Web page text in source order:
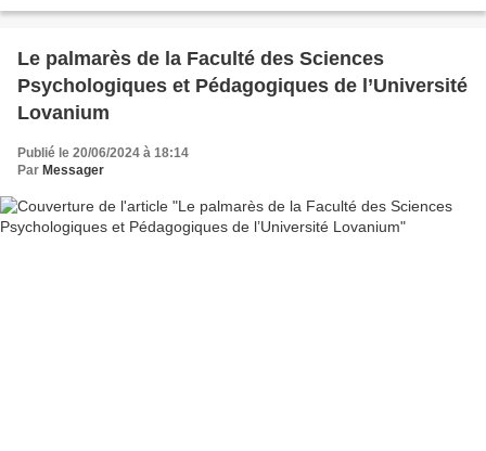
Le palmarès de la Faculté des Sciences
Psychologiques et Pédagogiques de l’Université
Lovanium
Publié le 20/06/2024 à 18:14
Par Messager